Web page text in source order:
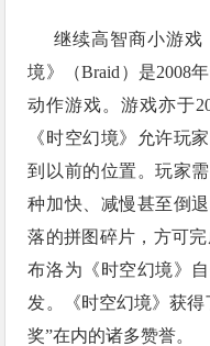
继续高智商小游戏
境》（Braid）是2008
动作游戏。游戏亦于
《时空幻境》允许玩
到以前的位置。玩家
种加快、减慢甚至倒
落的拼图碎片，方可
布洛为《时空幻境》
发。《时空幻境》获
奖”在内的诸多赞誉。